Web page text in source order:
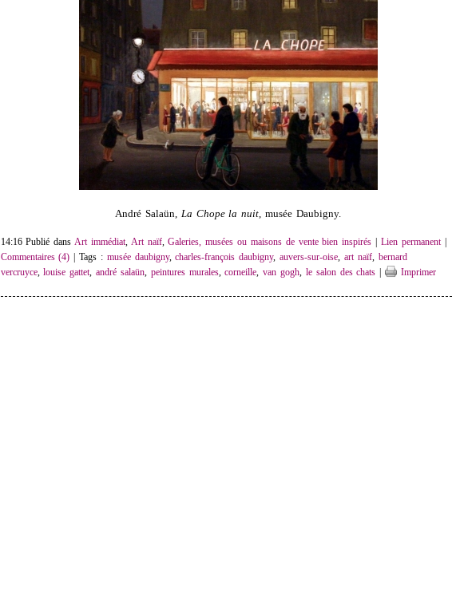
André Salaün, La Chope la nuit, musée Daubigny.
14:16 Publié dansArt immédiat, Art naïf,Galeries, musées ou maisons de vente bien inspirés Lien permanent|
Commentaires (4) | Tags : musée daubigny,charles-françois daubigny,auvers-sur-oise, art naïf, bernard
vercruyce,louise gattet,andré salaün, peintures murales,corneille,van gogh, le salon des chats | Imprimer